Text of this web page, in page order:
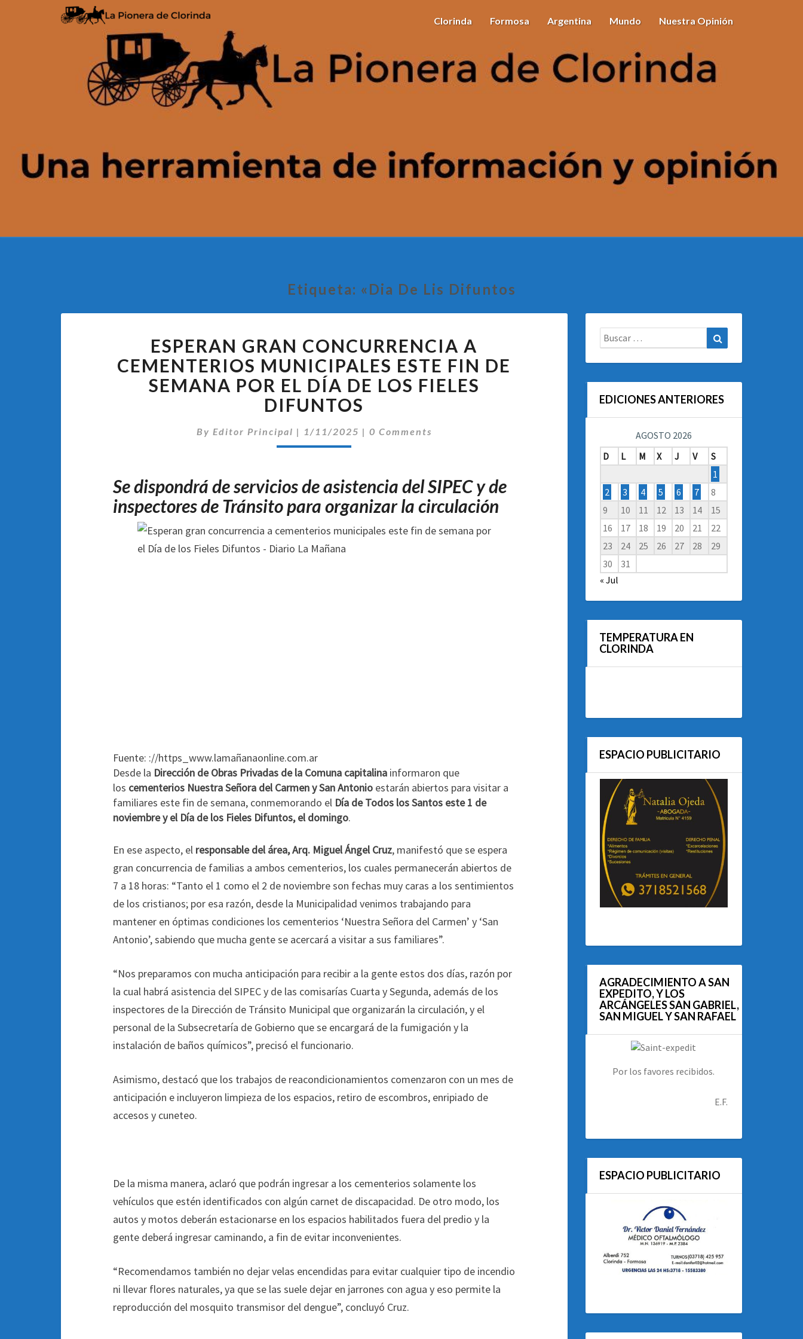
Clorinda Formosa Argentina Mundo Nuestra Opinión
Etiqueta: «Dia De Lis Difuntos
GRAN
CONCURRENCIA
A
CEMENTERIOS
MUNICIPALES
FIN
DE
POR
EL
DÍA
DE
FIELES
ESPERAN GRAN CONCURRENCIA A
CEMENTERIOS MUNICIPALES ESTE FIN DE
SEMANA POR EL DÍA DE LOS FIELES
DIFUNTOS
By Editor Principal | 1/11/2025 | Comentarios
0 Comments
Se dispondrá de servicios de asistencia del SIPEC y de
inspectores de Tránsito para organizar la circulación
Fuente: ://https_www.lamañanaonline.com.ar
Desde la Dirección de Obras Privadas de la Comuna capitalina informaron que
los cementerios Nuestra Señora del Carmen y San Antonio estarán abiertos para visitar a
familiares este fin de semana, conmemorando el Día de Todos los Santos este 1 de
noviembre y el Día de los Fieles Difuntos, el domingo.
En ese aspecto, el responsable del área, Arq. Miguel Ángel Cruz, manifestó que se espera
gran concurrencia de familias a ambos cementerios, los cuales permanecerán abiertos de
7 a 18 horas: “Tanto el 1 como el 2 de noviembre son fechas muy caras a los sentimientos
de los cristianos; por esa razón, desde la Municipalidad venimos trabajando para
mantener en óptimas condiciones los cementerios ‘Nuestra Señora del Carmen’ y ‘San
Antonio’, sabiendo que mucha gente se acercará a visitar a sus familiares”.
“Nos preparamos con mucha anticipación para recibir a la gente estos dos días, razón por
la cual habrá asistencia del SIPEC y de las comisarías Cuarta y Segunda, además de los
inspectores de la Dirección de Tránsito Municipal que organizarán la circulación, y el
personal de la Subsecretaría de Gobierno que se encargará de la fumigación y la
instalación de baños químicos”, precisó el funcionario.
Asimismo, destacó que los trabajos de reacondicionamientos comenzaron con un mes de
anticipación e incluyeron limpieza de los espacios, retiro de escombros, enripiado de
accesos y cuneteo.
De la misma manera, aclaró que podrán ingresar a los cementerios solamente los
vehículos que estén identificados con algún carnet de discapacidad. De otro modo, los
autos y motos deberán estacionarse en los espacios habilitados fuera del predio y la
gente deberá ingresar caminando, a fin de evitar inconvenientes.
“Recomendamos también no dejar velas encendidas para evitar cualquier tipo de incendio
ni llevar flores naturales, ya que se las suele dejar en jarrones con agua y eso permite la
reproducción del mosquito transmisor del dengue”, concluyó Cruz.
Buscar:
EDICIONES ANTERIORES
AGOSTO 2026
D
L M X J V
S
1
2
3 4 5 6 7
8
9
10 11 12 13 14
15
16
17 18 19 20 21
22
23
24 25 26 27 28
29
30
31
« Jul
TEMPERATURA EN
CLORINDA
ESPACIO PUBLICITARIO
AGRADECIMIENTO A SAN
EXPEDITO, Y LOS
ARCÁNGELES SAN GABRIEL,
SAN MIGUEL Y SAN RAFAEL
Por los favores recibidos.
E.F.
ESPACIO PUBLICITARIO